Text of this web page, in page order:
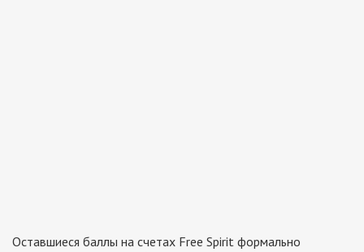
Оставшиеся баллы на счетах Free Spirit формально